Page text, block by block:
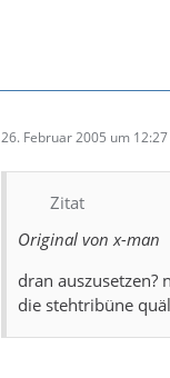
26. Februar 2005 um 12:27
Zitat
Original von x-man
dran
die stehtribüne